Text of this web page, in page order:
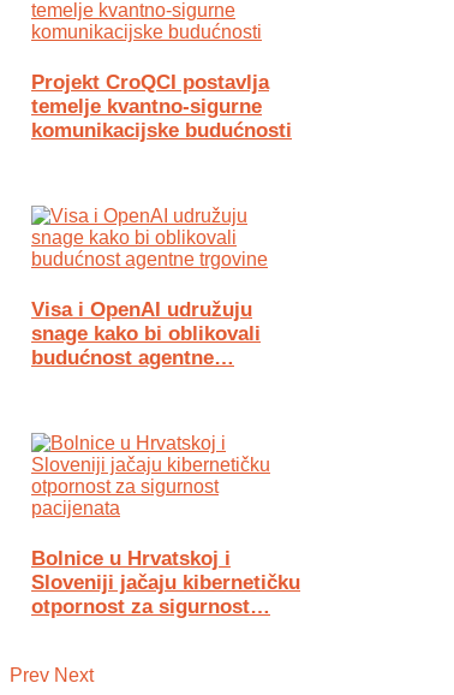
Projekt CroQCI postavlja
temelje kvantno-sigurne
komunikacijske budućnosti
Visa i OpenAI udružuju
snage kako bi oblikovali
budućnost agentne…
Bolnice u Hrvatskoj i
Sloveniji jačaju kibernetičku
otpornost za sigurnost…
Prev Next